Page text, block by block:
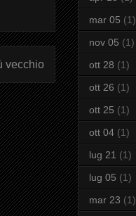
vecchio
mar 05 (1)
nov 05 (1)
ott 28 (1)
ott 26 (1)
ott 25 (1)
ott 04 (1)
lug 21 (1)
lug 05 (1)
mar 23 (1)